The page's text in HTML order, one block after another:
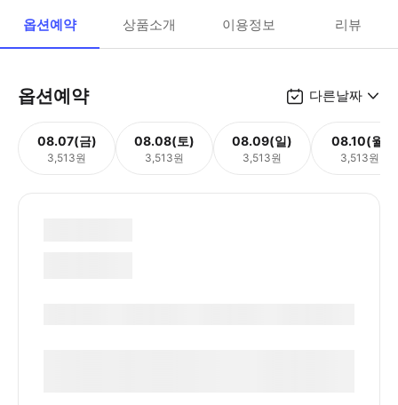
옵션예약 상품소개 이용정보 리뷰
옵션예약 다른날짜
08.07(금)
3,513원
08.08(토)
3,513원
08.09(일)
3,513원
08.10(월)
3,513원